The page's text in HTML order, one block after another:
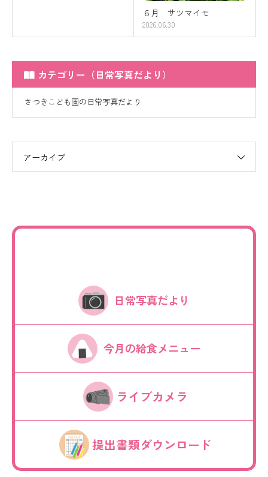
６月 サツマイモ
2026.06.30
カテゴリー（日常写真だより）
さつきこども園の日常写真だより
アーカイブ
日常写真だより
今月の給食メニュー
ライブカメラ
提出書類ダウンロード